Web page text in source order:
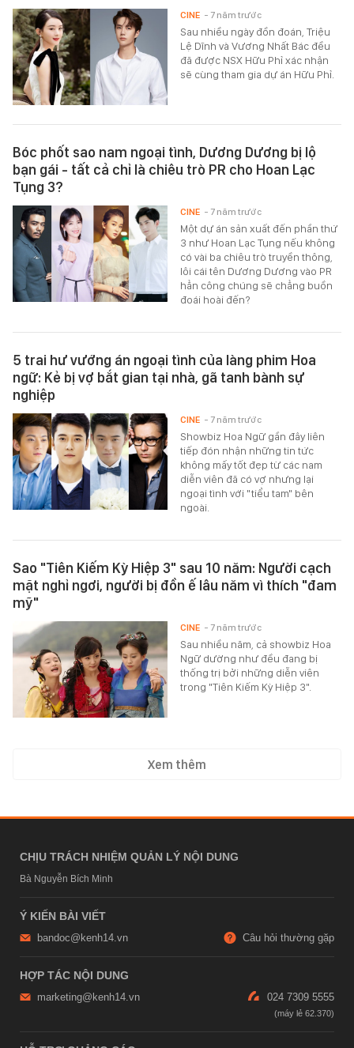
Sau nhiều ngày đồn đoán, Triệu
Lệ Dĩnh và Vương Nhất Bác đều
đã được NSX Hữu Phỉ xác nhận
sẽ cùng tham gia dự án Hữu Phỉ.
CINE - 7 năm trước
Bóc phốt sao nam ngoại tình, Dương Dương bị lộ
bạn gái - tất cả chỉ là chiêu trò PR cho Hoan Lạc
Tụng 3?
Một dự án sản xuất đến phần thứ
3 như Hoan Lạc Tụng nếu không
có vài ba chiêu trò truyền thông,
lôi cái tên Dương Dương vào PR
hẳn công chúng sẽ chẳng buồn
đoái hoài đến?
CINE - 7 năm trước
5 trai hư vướng án ngoại tình của làng phim Hoa
ngữ: Kẻ bị vợ bắt gian tại nhà, gã tanh bành sự
nghiệp
Showbiz Hoa Ngữ gần đây liên
tiếp đón nhận những tin tức
không mấy tốt đẹp từ các nam
diễn viên đã có vợ nhưng lại
ngoại tình với "tiểu tam" bên
ngoài.
CINE - 7 năm trước
Sao "Tiên Kiếm Kỳ Hiệp 3" sau 10 năm: Người cạch
mặt nghỉ ngơi, người bị đồn ế lâu năm vì thích "đam
mỹ"
Sau nhiều năm, cả showbiz Hoa
Ngữ dường như đều đang bị
thống trị bởi những diễn viên
trong "Tiên Kiếm Kỳ Hiệp 3".
CINE - 7 năm trước
Xem thêm
CHỊU TRÁCH NHIỆM QUẢN LÝ NỘI DUNG
Bà Nguyễn Bích Minh
Ý KIẾN BÀI VIẾT
bandoc@kenh14.vn Câu hỏi thường gặp
HỢP TÁC NỘI DUNG
marketing@kenh14.vn 024 7309 5555